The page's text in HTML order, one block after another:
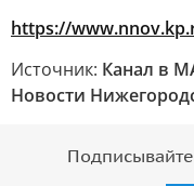
https://
Источник: Канал в
Новости